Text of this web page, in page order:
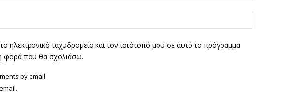
ηλεκτρονικό ταχυδρομείο και τον ιστότοπό μου σε αυτό το πρόγραμμα
φορά που θα σχολιάσω.
by email.